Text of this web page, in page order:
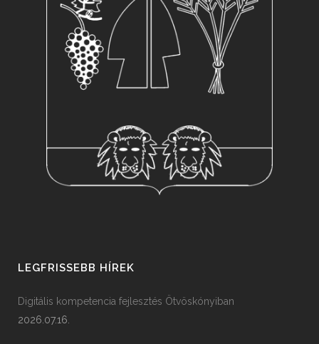
LEGFRISSEBB HÍREK
Digitális kompetencia fejlesztés Ötvöskónyiban
2026.07.16.